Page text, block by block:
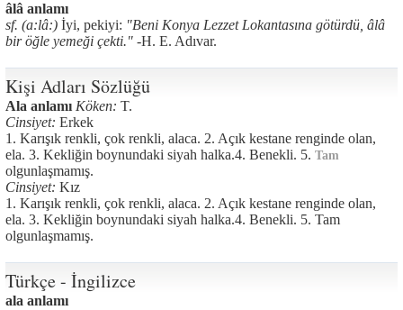
âlâ anlamı
sf. (a:lâ:) İyi, pekiyi: "Beni Konya Lezzet Lokantasına götürdü, âlâ
bir öğle yemeği çekti." -H. E. Adıvar.
Kişi Adları Sözlüğü
Ala anlamı Köken: T.
Cinsiyet: Erkek
1. Karışık renkli, çok renkli, alaca. 2. Açık kestane renginde olan,
ela. 3. Kekliğin boynundaki siyah halka.4. Benekli. 5. Tam
olgunlaşmamış.
Cinsiyet: Kız
1. Karışık renkli, çok renkli, alaca. 2. Açık kestane renginde olan,
ela. 3. Kekliğin boynundaki siyah halka.4. Benekli. 5. Tam
olgunlaşmamış.
Türkçe - İngilizce
ala anlamı